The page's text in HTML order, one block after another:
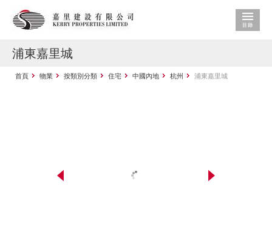
浦東嘉里城
首頁 物業 按類別分類 住宅 中國內地 杭州 浦東嘉里城